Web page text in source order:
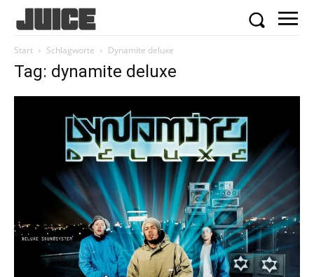
Start Schlagworte Dynamite deluxe
Tag: dynamite deluxe